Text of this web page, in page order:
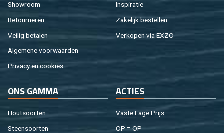
Show­room
Re­tour­ne­ren
Vei­lig be­ta­len
Al­ge­me­ne voor­waar­den
Pri­va­cy en coo­kies
In­spi­ra­tie
Za­ke­lijk be­stel­len
Ver­ko­pen via EXZO
ONS GAMMA
Hout­soor­ten
Steen­soor­ten
AC­TIES
Vaste Lage Prijs
OP = OP